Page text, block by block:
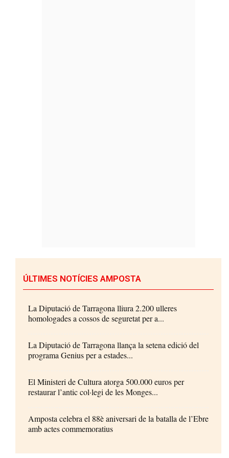
ÚLTIMES NOTÍCIES AMPOSTA
La Diputació de Tarragona lliura 2.200 ulleres
homologades a cossos de seguretat per a...
La Diputació de Tarragona llança la setena edició del
programa Genius per a estades...
El Ministeri de Cultura atorga 500.000 euros per
restaurar l’antic col·legi de les Monges...
Amposta celebra el 88è aniversari de la batalla de l’Ebre
amb actes commemoratius